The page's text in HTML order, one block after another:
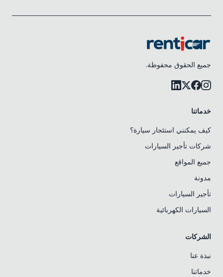
جميع الحقوق محفوظة.
خدماتنا
كيف يمكنني استئجار سيارة؟
شركات تأجير السيارات
جميع المواقع
مدونة
تأجير السيارات
السيارات الكهربائية
الشركات
نبذة عنا
خدماتنا